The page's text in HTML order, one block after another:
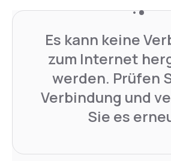
Es kann keine
zum Internet
werden. Prüfen
Verbindung und
Sie es